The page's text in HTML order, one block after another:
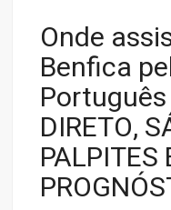
Onde
Benfica
Português
DIRETO,
PALPITES